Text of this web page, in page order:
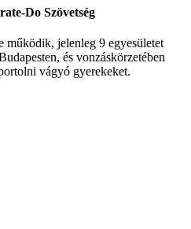
Do Szövetség
működik, jelenleg 9 egyesületet
és vonzáskörzetében
vágyó gyerekeket.